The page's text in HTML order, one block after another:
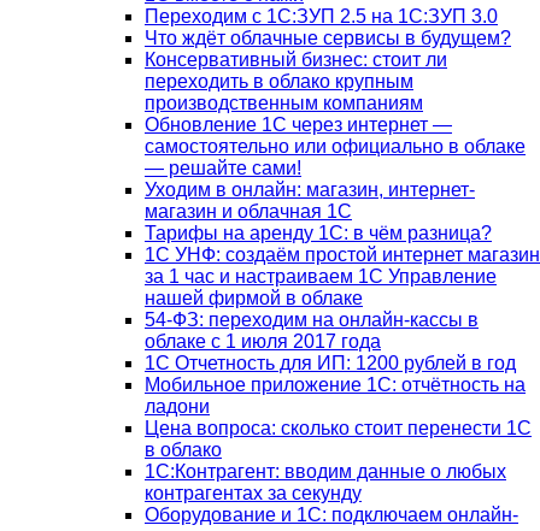
Переходим с 1С:ЗУП 2.5 на 1С:ЗУП 3.0
Что ждёт облачные сервисы в будущем?
Консервативный бизнес: стоит ли
переходить в облако крупным
производственным компаниям
Обновление 1С через интернет —
самостоятельно или официально в облаке
— решайте сами!
Уходим в онлайн: магазин, интернет-
магазин и облачная 1С
Тарифы на аренду 1С: в чём разница?
1С УНФ: создаём простой интернет магазин
за 1 час и настраиваем 1С Управление
нашей фирмой в облаке
54-ФЗ: переходим на онлайн-кассы в
облаке с 1 июля 2017 года
1С Отчетность для ИП: 1200 рублей в год
Мобильное приложение 1С: отчётность на
ладони
Цена вопроса: сколько стоит перенести 1С
в облако
1С:Контрагент: вводим данные о любых
контрагентах за секунду
Оборудование и 1С: подключаем онлайн-